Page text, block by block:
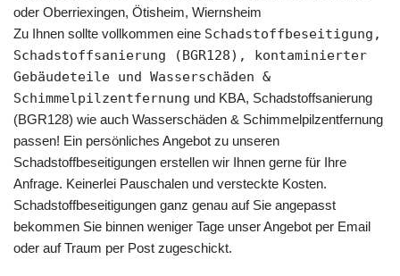
oder Oberriexingen, Ötisheim, Wiernsheim
Zu Ihnen sollte vollkommen eine Schadstoffbeseitigung,
Schadstoffsanierung (BGR128), kontaminierter
Gebäudeteile und Wasserschäden &
Schimmelpilzentfernung und KBA, Schadstoffsanierung
(BGR128) wie auch Wasserschäden & Schimmelpilzentfernung
passen! Ein persönliches Angebot zu unseren
Schadstoffbeseitigungen erstellen wir Ihnen gerne für Ihre
Anfrage. Keinerlei Pauschalen und versteckte Kosten.
Schadstoffbeseitigungen ganz genau auf Sie angepasst
bekommen Sie binnen weniger Tage unser Angebot per Email
oder auf Traum per Post zugeschickt.